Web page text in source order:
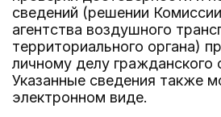
сведений (решении
агентства воздушного
территориального органа)
личному делу гражданского
Указанные сведения также
электронном виде.